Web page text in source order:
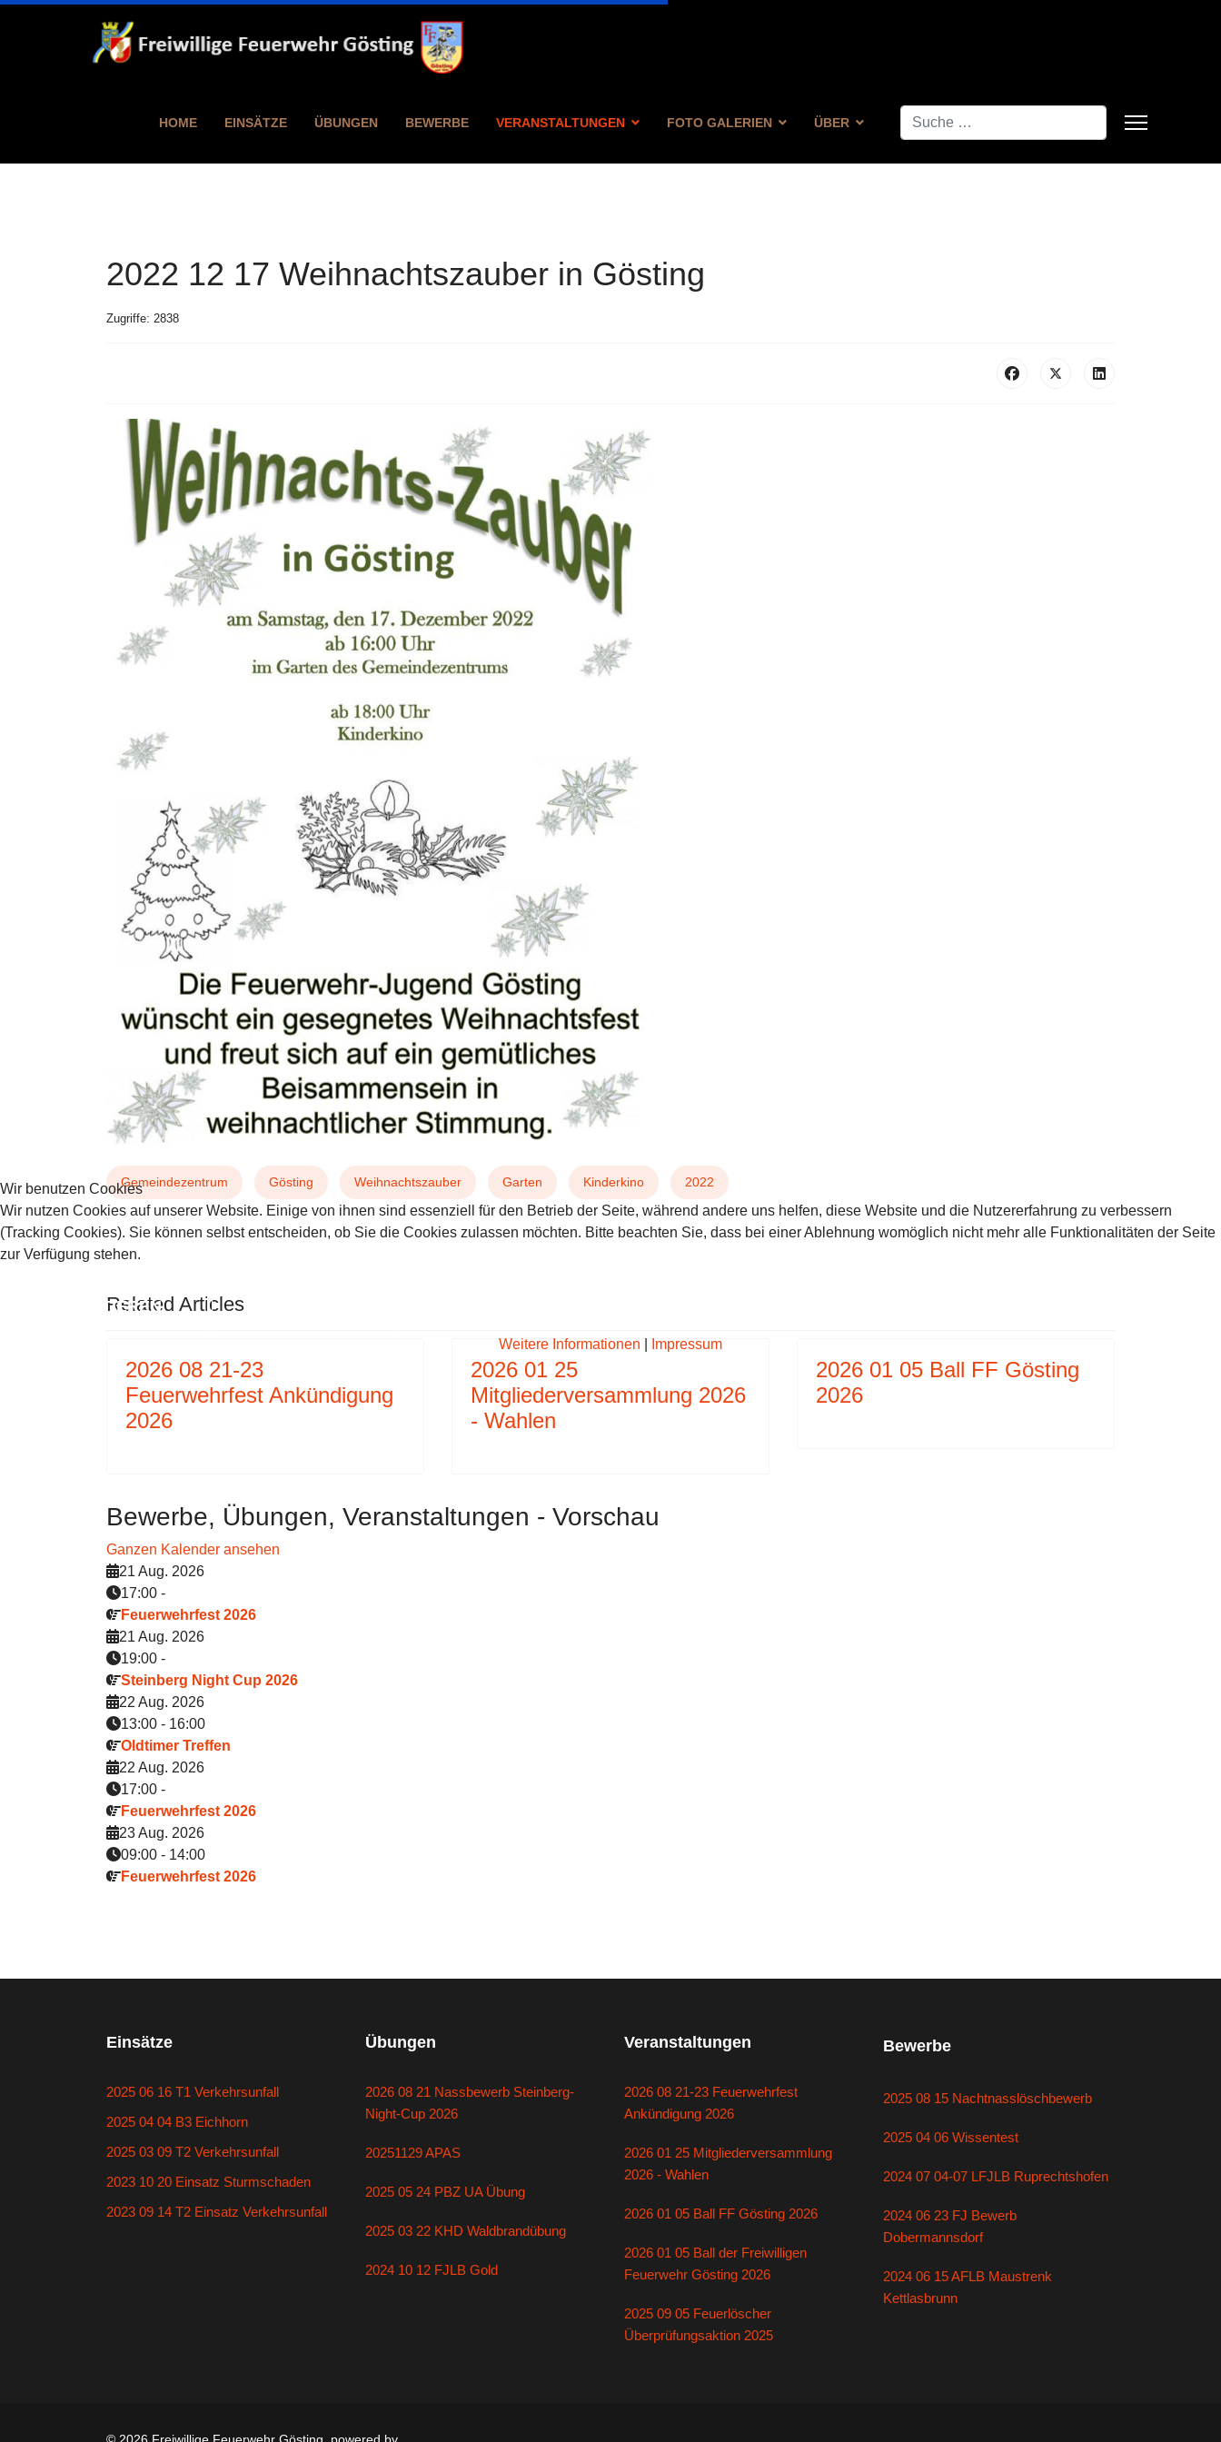
HOME EINSÄTZE ÜBUNGEN BEWERBE VERANSTALTUNGEN FOTO GALERIEN ÜBER Suchen
2022 12 17 Weihnachtszauber in Gösting
Zugriffe: 2838
Gemeindezentrum Gösting Weihnachtszauber Garten Kinderkino 2022
Related Articles
2026 08 21-23
Feuerwehrfest Ankündigung
2026
2026 01 25
Mitgliederversammlung 2026
- Wahlen
2026 01 05 Ball FF Gösting
2026
Bewerbe, Übungen, Veranstaltungen - Vorschau
Ganzen Kalender ansehen
21 Aug. 2026
17:00 -
Feuerwehrfest 2026
21 Aug. 2026
19:00 -
Steinberg Night Cup 2026
22 Aug. 2026
13:00 - 16:00
Oldtimer Treffen
22 Aug. 2026
17:00 -
Feuerwehrfest 2026
23 Aug. 2026
09:00 - 14:00
Feuerwehrfest 2026
Einsätze
2025 06 16 T1 Verkehrsunfall
2025 04 04 B3 Eichhorn
2025 03 09 T2 Verkehrsunfall
2023 10 20 Einsatz Sturmschaden
2023 09 14 T2 Einsatz Verkehrsunfall
Übungen
2026 08 21 Nassbewerb Steinberg-
Night-Cup 2026
20251129 APAS
2025 05 24 PBZ UA Übung
2025 03 22 KHD Waldbrandübung
2024 10 12 FJLB Gold
Veranstaltungen
2026 08 21-23 Feuerwehrfest
Ankündigung 2026
2026 01 25 Mitgliederversammlung
2026 - Wahlen
2026 01 05 Ball FF Gösting 2026
2026 01 05 Ball der Freiwilligen
Feuerwehr Gösting 2026
2025 09 05 Feuerlöscher
Überprüfungsaktion 2025
Bewerbe
2025 08 15 Nachtnasslöschbewerb
2025 04 06 Wissentest
2024 07 04-07 LFJLB Ruprechtshofen
2024 06 23 FJ Bewerb
Dobermannsdorf
2024 06 15 AFLB Maustrenk
Kettlasbrunn
Wir benutzen Cookies
Wir nutzen Cookies auf unserer Website. Einige von ihnen sind essenziell für den Betrieb der Seite, während andere uns helfen, diese Website und die Nutzererfahrung zu verbessern
(Tracking Cookies). Sie können selbst entscheiden, ob Sie die Cookies zulassen möchten. Bitte beachten Sie, dass bei einer Ablehnung womöglich nicht mehr alle Funktionalitäten der Seite
zur Verfügung stehen.
AKZEPTIEREN
Weitere Informationen Impressum